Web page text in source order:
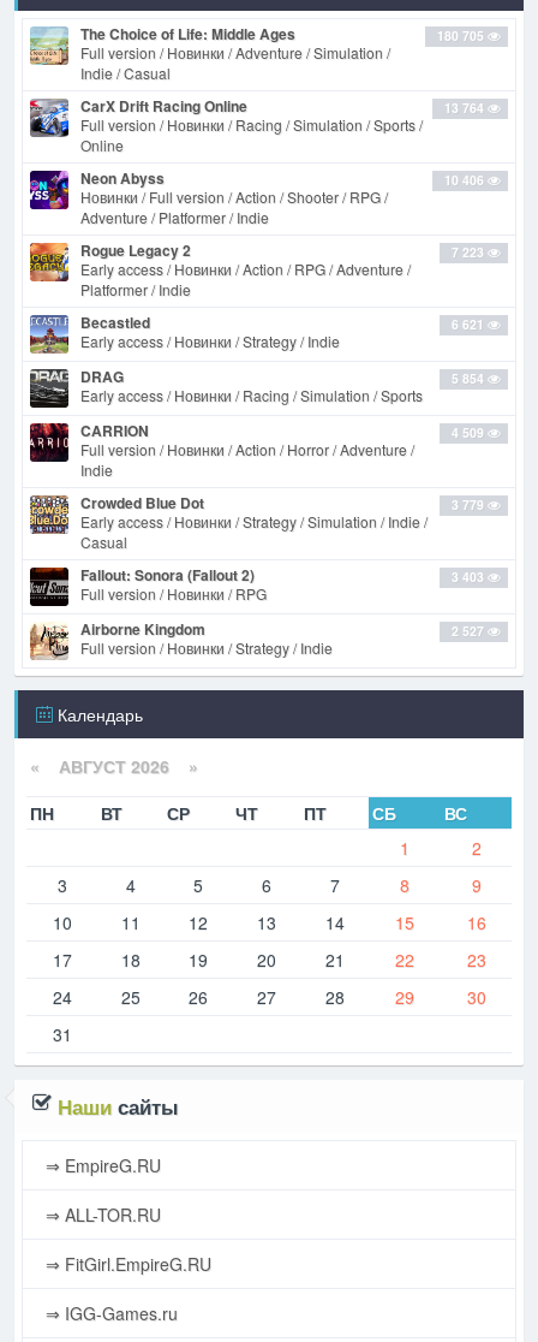
180 705
The Choice of Life: Middle Ages
Full version / Новинки / Adventure / Simulation /
Indie / Casual
13 764
CarX Drift Racing Online
Full version / Новинки / Racing / Simulation / Sports /
Online
10 406
Neon Abyss
Новинки / Full version / Action / Shooter / RPG /
Adventure / Platformer / Indie
7 223
Rogue Legacy 2
Early access / Новинки / Action / RPG / Adventure /
Platformer / Indie
6 621
Becastled
Early access / Новинки / Strategy / Indie
5 854
DRAG
Early access / Новинки / Racing / Simulation / Sports
4 509
CARRION
Full version / Новинки / Action / Horror / Adventure /
Indie
3 779
Crowded Blue Dot
Early access / Новинки / Strategy / Simulation / Indie /
Casual
3 403
Fallout: Sonora (Fallout 2)
Full version / Новинки / RPG
2 527
Airborne Kingdom
Full version / Новинки / Strategy / Indie
Календарь
« АВГУСТ 2026 »
ПН
ВТ СР ЧТ ПТ СБ
ВС
1
2
3
4 5 6 7 8
9
10
11 12 13 14 15
16
17
18 19 20 21 22
23
24
25 26 27 28 29
30
31
Наши сайты
⇒ EmpireG.RU
⇒ ALL-TOR.RU
⇒ FitGirl.EmpireG.RU
⇒ IGG-Games.ru